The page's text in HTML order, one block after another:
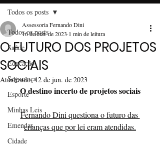
Todos os posts
Saúde
Educação
Segurança
Esporte
Minhas Leis
Emendas
Cidade
Todos os posts
O FUTURO DOS PROJETOS
SOCIAIS
Assessoria Fernando Dini
16 de mar. de 2023 1 min de leitura
Atualizado:12 de jun. de 2023
O destino incerto de projetos sociais
Fernando Dini questiona o futuro das
crianças que por lei eram atendidas.